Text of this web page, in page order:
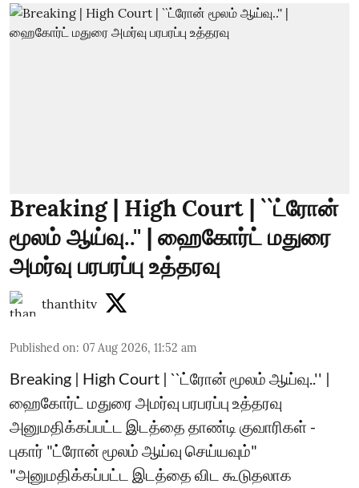
Breaking | High Court | ``ட்ரோன்
மூலம் ஆய்வு..'' | ஹைகோர்ட் மதுரை
அமர்வு பரபரப்பு உத்தரவு
thanthitv
Published on: 07 Aug 2026, 11:52 am
Breaking | High Court | ``ட்ரோன் மூலம் ஆய்வு..'' |
ஹைகோர்ட் மதுரை அமர்வு பரபரப்பு உத்தரவு
அனுமதிக்கப்பட்ட இடத்தை தாண்டி குவாரிகள் -
புகார் "ட்ரோன் மூலம் ஆய்வு செய்யவும்"
"அனுமதிக்கப்பட்ட இடத்தை விட கூடுதலாக